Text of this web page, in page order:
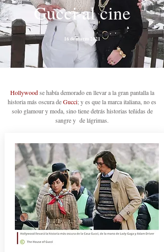
Gucci al cine
16 de marzo 2021
Hollywoodse había demorado en llevar a la gran pantalla la
historia más oscura deGucci; y es que la marca italiana, no es
solo glamour y moda, sino tiene detrás historias teñidas de
sangre y de lágrimas.